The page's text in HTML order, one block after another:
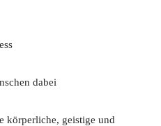
dabei
körperliche, geistige und